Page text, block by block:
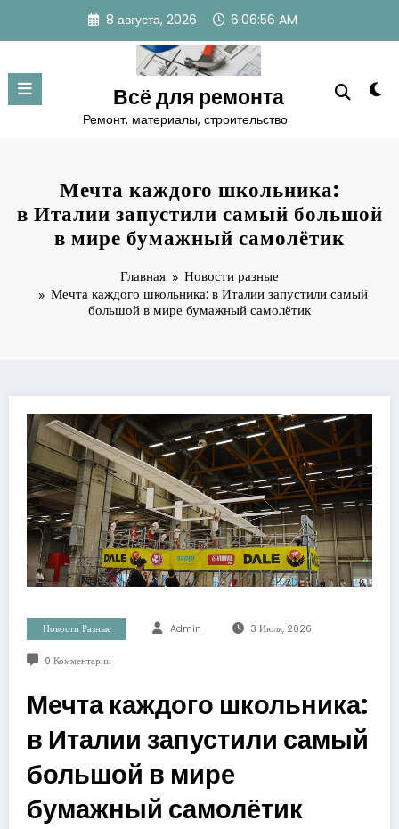
содержимому
8 августа, 2026 6:06:57 AM
Всё для ремонта
Ремонт, материалы, строительство
Мечта каждого школьника:
в Италии запустили самый большой
в мире бумажный самолётик
Главная
Новости разные
Мечта каждого школьника: в Италии запустили самый
большой в мире бумажный самолётик
Новости Разные Admin 3 Июля, 2026
0 Комментарии
Мечта каждого школьника:
в Италии запустили самый
большой в мире
бумажный самолётик